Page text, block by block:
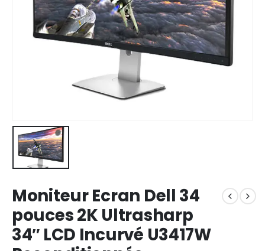
Moniteur Ecran Dell 34
pouces 2K Ultrasharp
34″ LCD Incurvé U3417W